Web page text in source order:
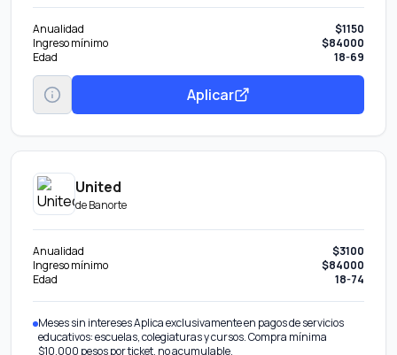
Anualidad
$1150
Ingreso mínimo
$84000
Edad
18-69
Aplicar
United
deBanorte
Anualidad
$3100
Ingreso mínimo
$84000
Edad
18-74
Meses sin intereses Aplica exclusivamente en pagos de servicios
educativos: escuelas, colegiaturas y cursos. Compra mínima
$10,000 pesos por ticket, no acumulable.